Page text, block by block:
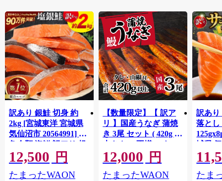
訳あり 銀鮭 切身 約
2kg [宮城東洋 宮城県
気仙沼市 20564991] 鮭
魚介類 海鮮 訳アリ 規
格外 不揃い さけ サケ
鮭切身 シャケ 切り身
冷凍 家庭用 おかず 弁
12,500 円
たまったWAON
【数量限定】【 訳ア
リ 】国産うなぎ 蒲焼
き 3尾 セット ( 420g )
大きさ の不揃い タ
レ・山椒付き ウナギ
鰻 ふぞろい 不揃い う
な重 ひつまぶし 人気
12,000 円
たまったWAON
訳あり
落とし
城県
お刺し
生 生
たま